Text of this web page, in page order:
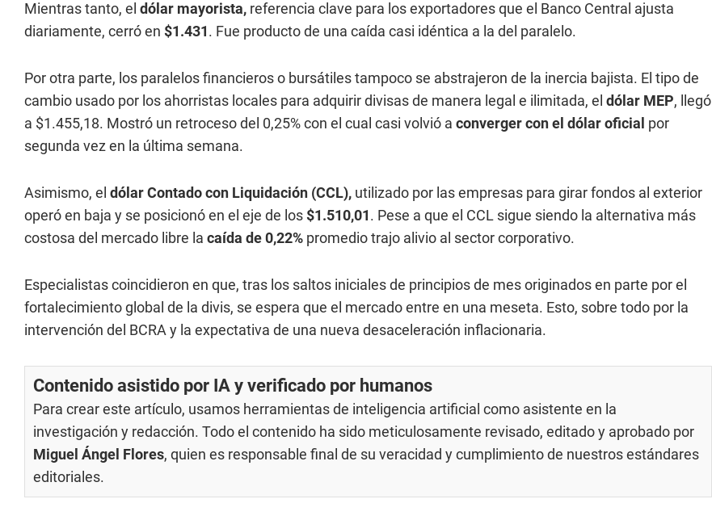
Mientras tanto, el dólar mayorista, referencia clave para los exportadores que el Banco Central ajusta
diariamente, cerró en $1.431. Fue producto de una caída casi idéntica a la del paralelo.
Por otra parte, los paralelos financieros o bursátiles tampoco se abstrajeron de la inercia bajista. El tipo de
cambio usado por los ahorristas locales para adquirir divisas de manera legal e ilimitada, el dólar MEP, llegó
a $1.455,18. Mostró un retroceso del 0,25% con el cual casi volvió a converger con el dólar oficial por
segunda vez en la última semana.
Asimismo, el dólar Contado con Liquidación (CCL), utilizado por las empresas para girar fondos al exterior
operó en baja y se posicionó en el eje de los $1.510,01. Pese a que el CCL sigue siendo la alternativa más
costosa del mercado libre la caída de 0,22% promedio trajo alivio al sector corporativo.
Especialistas coincidieron en que, tras los saltos iniciales de principios de mes originados en parte por el
fortalecimiento global de la divis, se espera que el mercado entre en una meseta. Esto, sobre todo por la
intervención del BCRA y la expectativa de una nueva desaceleración inflacionaria.
Contenido asistido por IA y verificado por humanos
Para crear este artículo, usamos herramientas de inteligencia artificial como asistente en la
investigación y redacción. Todo el contenido ha sido meticulosamente revisado, editado y aprobado por
Miguel Ángel Flores, quien es responsable final de su veracidad y cumplimiento de nuestrosestándares
editoriales.